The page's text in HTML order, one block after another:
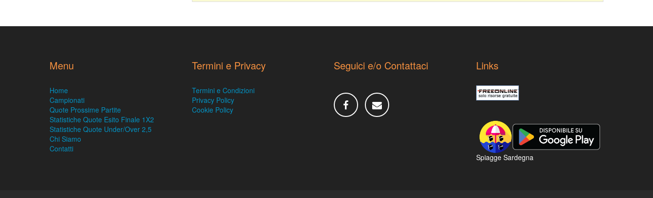
Menu
Home
Campionati
Quote Prossime Partite
Statistiche Quote Esito Finale 1X2
Statistiche Quote Under/Over 2,5
Chi Siamo
Contatti
Termini e Privacy
Termini e Condizioni
Privacy Policy
Cookie Policy
Seguici e/o Contattaci Links
Spiagge Sardegna